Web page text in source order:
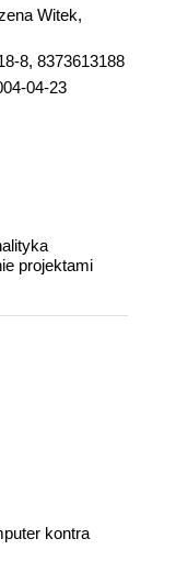
Witek,
8, 8373613188
04-23
projektami
kontra